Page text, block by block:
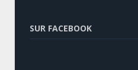
SUR FACEBOOK